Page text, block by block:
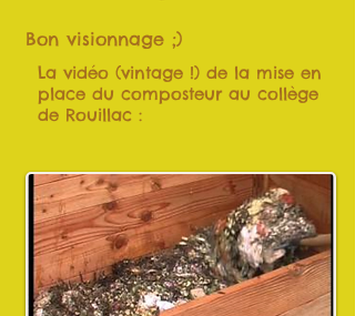
Bon visionnage ;)
La vidéo (vintage !) de la mise en
place du composteur au collège
de Rouillac :